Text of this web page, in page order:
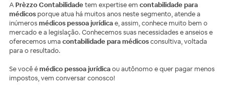
APrèzzo Contabilidadetem expertise em contabilidade para
médicosporque atua há muitos anos neste segmento, atende a
inúmerosmédicos pessoa jurídicae, assim, conhece muito bem o
mercado e a legislação. Conhecemos suas necessidades e anseios e
oferecemos umacontabilidade para médicosconsultiva, voltada
para o resultado.
Se você émédico pessoa jurídicaou autônomo e quer pagar menos
impostos, vem conversar conosco!